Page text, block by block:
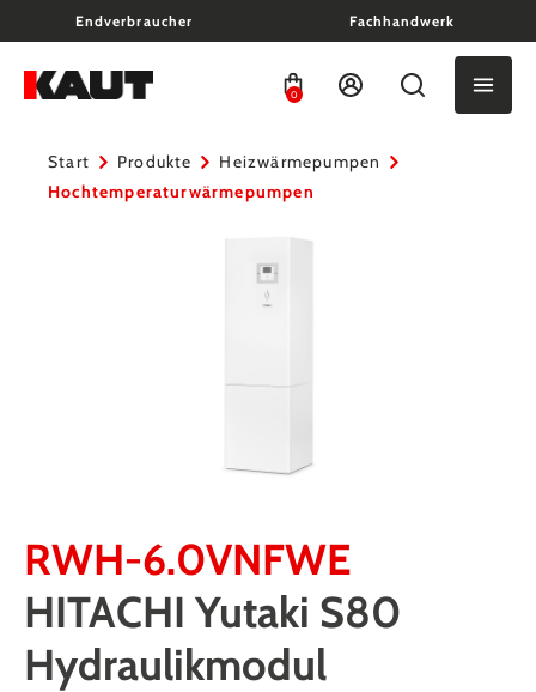
springenEndverbraucher Fachhandwerk
0
Start Produkte
Heizwärmepumpen
Hochtemperaturwärmepumpen
RWH-6.0VNFWE
HITACHI Yutaki S80
Hydraulikmodul